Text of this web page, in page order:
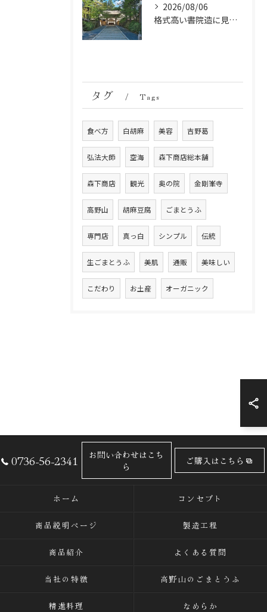
2026/08/06
格式高い書院造に見る金剛峯寺の中世から近世への変遷
タグ Tags
食べ方 白胡麻 美容 吉野葛
弘法大師 空海 森下商店総本舗
森下商店 観光 奥の院 金剛峯寺
高野山 胡麻豆腐 ごまとうふ
専門店 真っ白 シンプル 伝統
生ごまとうふ 美肌 通販 美味しい
こだわり お土産 オーガニック
0736-56-2341
お問い合わせはこち
ら
ご購入はこちら
ホーム コンセプト
商品説明ページ 製造工程
商品紹介 よくある質問
当社の特徴 高野山のごまとうふ
精進料理 なめらか